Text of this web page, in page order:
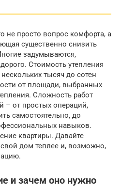
не просто вопрос комфорта, а
существенно снизить
задумываются,
Стоимость утепления
тысяч до сотен
от площади, выбранных
Сложность работ
– от простых операций,
самостоятельно, до
навыков.
квартиры. Давайте
свой дом теплее и, возможно,
и зачем оно нужно